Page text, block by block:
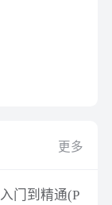
更多
门到精通(P